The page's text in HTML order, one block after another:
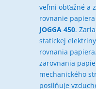
veľmi obťažné a
rovnanie
JOGGA 450.
statickej
rovnania
zarovnania
mechanického
posilňuje